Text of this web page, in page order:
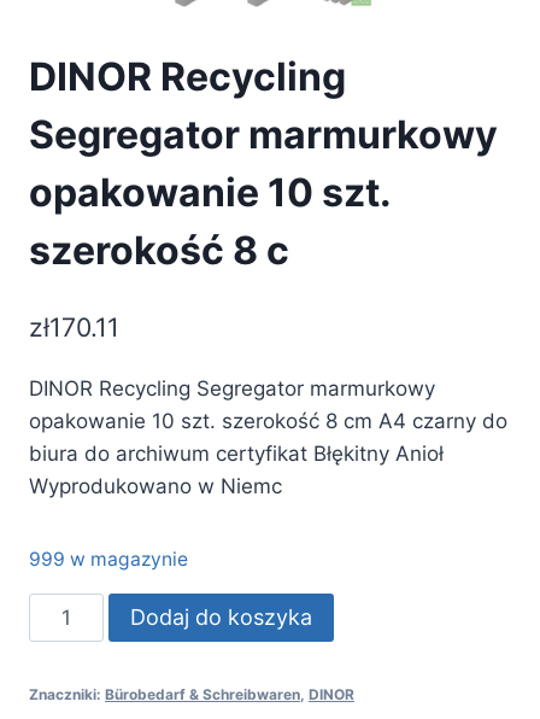
DINOR Recycling
Segregator marmurkowy
opakowanie 10 szt.
szerokość 8 c
zł170.11
DINOR Recycling Segregator marmurkowy
opakowanie 10 szt. szerokość 8 cm A4 czarny do
biura do archiwum certyfikat Błękitny Anioł
Wyprodukowano w Niemc
999 w magazynie
ilość
DINOR
Segregator
Dodaj do koszyka
Znaczniki: Bürobedarf & Schreibwaren DINOR